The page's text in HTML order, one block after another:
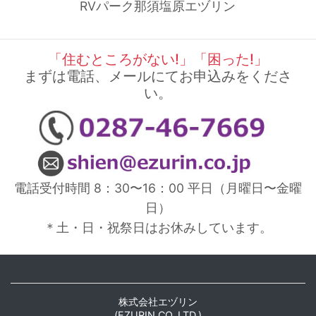
RVパーク那須塩原エヅリン
「住むところがない!」「困った!」
まずは電話、メールにてお申込みをくださ
い。
電話受付時間 8：30〜16：00 平⽇（⽉曜⽇〜⾦曜
⽇）
＊⼟・⽇・祝祭⽇はお休みしています。
株式会社エヅリン